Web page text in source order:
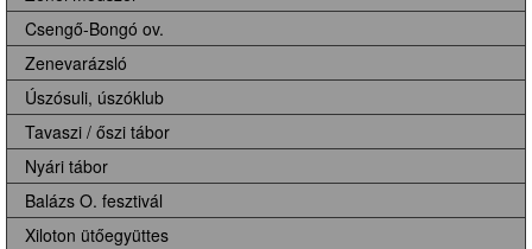
Csengő-Bongó ov.
Zenevarázsló
Úszósuli, úszóklub
Tavaszi / őszi tábor
Nyári tábor
Balázs O. fesztivál
Xiloton ütőegyüttes